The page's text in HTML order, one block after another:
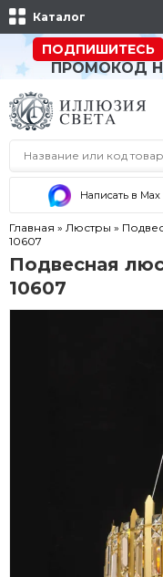
Каталог
ПОДПИШИТЕСЬ
ПРОМОКОД
Написать в Max
Главная » Люстры »
10607
Подвесная
10607